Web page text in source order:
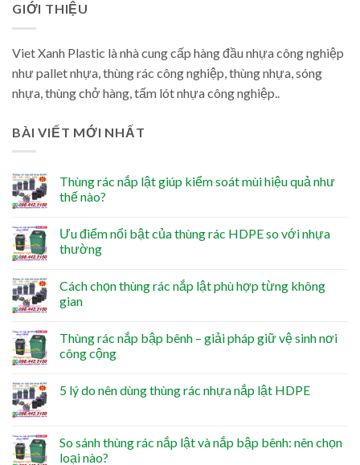
GIỚI THIỆU
Viet Xanh Plastic là nhà cung cấp hàng đầu nhựa công nghiệp
như pallet nhựa, thùng rác công nghiệp, thùng nhựa, sóng
nhựa, thùng chở hàng, tấm lót nhựa công nghiệp..
BÀI VIẾT MỚI NHẤT
Thùng rác nắp lật giúp kiểm soát mùi hiệu quả như
thế nào?
Ưu điểm nổi bật của thùng rác HDPE so với nhựa
thường
Cách chọn thùng rác nắp lật phù hợp từng không
gian
Thùng rác nắp bập bênh – giải pháp giữ vệ sinh nơi
công cộng
5 lý do nên dùng thùng rác nhựa nắp lật HDPE
So sánh thùng rác nắp lật và nắp bập bênh: nên chọn
loại nào?